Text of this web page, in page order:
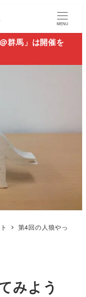
MENU
群馬」は開催を
第4回の人狼やっ
みよう